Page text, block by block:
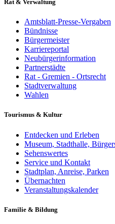
Rat & Verwaltung
Amtsblatt-Presse-Vergaben
Bündnisse
Bürgermeister
Karriereportal
Neubürgerinformation
Partnerstädte
Rat - Gremien - Ortsrecht
Stadtverwaltung
Wahlen
Tourismus & Kultur
Entdecken und Erleben
Museum, Stadthalle,
Sehenswertes
Service und Kontakt
Stadtplan, Anreise, Parken
Übernachten
Veranstaltungskalender
Familie & Bildung